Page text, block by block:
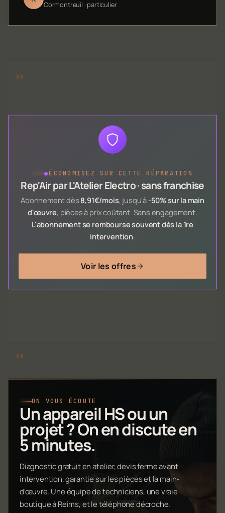
Cormontreuil · particulier
●ÉCONOMISEZ SUR CETTE RÉPARATION
Rep'Air par L'Atelier Electro · sans franchise
Abonnement dès 8,91€/mois, jusqu'à -50% sur la main
d'œuvre, pièces à prix coûtant. Sans engagement.
L'abonnement se rembourse souvent dès la 1re
intervention
Voir les offres
ON VOUS ÉCOUTE
Un appareil HS ou un
projet ? On en discute en
5 minutes.
Diagnostic gratuit en atelier, devis ferme avant
intervention, garantie sur les pièces et la main-
d'œuvre. Une équipe de techniciens, une vraie
boutique à Reims, et le téléphone décroche.